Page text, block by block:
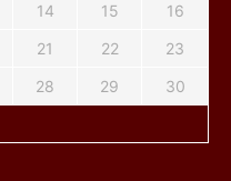
14 15
16
21 22
23
28 29
30